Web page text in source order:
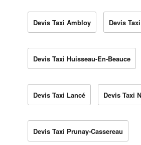
Devis Taxi Ambloy Devis
Devis Taxi Huisseau-En-Beauce
Devis Taxi Lancé Devis Taxi
Devis Taxi Prunay-Cassereau